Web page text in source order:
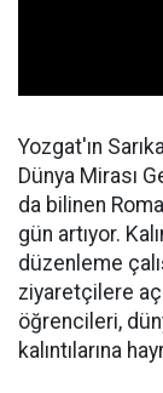
Yozgat'ın
Dünya Mirası
da bilinen
gün artıyor.
düzenleme
ziyaretçilere
öğrencileri,
kalıntılarına